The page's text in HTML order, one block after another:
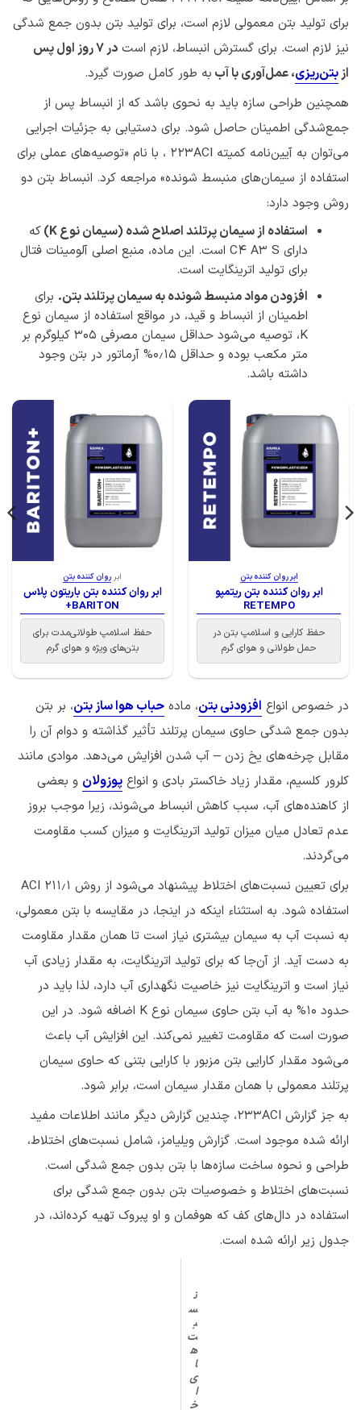
برای تولید بتن معمولی لازم است، برای تولید بتن بدون جمع شدگی
نیز لازم است. برای گسترش انبساط، لازم است در ۷
روز اول پس
ازبتن‌ریزی، عمل‌آوری با آب به طور کامل صورت گیرد.
همچنین طراحی سازه باید به نحوی باشد که از انبساط پس از
جمع‌شدگی اطمینان حاصل شود. برای دستیابی به جزئیات اجرایی
می‌توان به آیین‌نامه کمیته ۲۲۳ACI ، با نام «توصیه‌های عملی برای
استفاده از سیمان‌های منبسط شونده» مراجعه کرد. انبساط بتن دو
روش وجود دارد:
استفاده از سیمان پرتلند اصلاح شده (سیمان نوعK
)که
دارای C4 A3 S است. این ماده، منبع اصلی آلومینات فتال
برای تولید اترینگایت است.
افزودن مواد منبسط شونده به سیمان پرتلند بتن. برای
اطمینان از انبساط و قید، در مواقع استفاده از سیمان نوع
K، توصیه می‌شود حداقل سیمان مصرفی 305 کیلوگرم بر
متر مکعب بوده و حداقل ۰٫۱۵% آرماتور در بتن وجود
داشته باشد.
ابر روان کننده بتن
ابر روان کننده بتن ریتمپو
RETEMPO
حفظ کارایی و اسلامپ بتن در
حمل طولانی و هوای گرم
ابر روان کننده بتن
ابر روان کننده بتن باریتون پلاس
BARITON+
حفظ اسلامپ طولانی‌مدت برای
بتن‌های ویژه و هوای گرم
در خصوص انواع افزودنی بتن، ماده حباب هوا ساز بتن، بر بتن
بدون جمع شدگی حاوی سیمان پرتلند تأثیر گذاشته و دوام آن را
مقابل چرخه‌های یخ زدن – آب شدن افزایش می‌دهد. موادی مانند
کلرور کلسیم، مقدار زیاد خاکستر بادی و انواع پوزولان و بعضی
از کاهنده‌های آب، سبب کاهش انبساط می‌شوند، زیرا موجب بروز
عدم تعادل میان میزان تولید اترینگایت و میزان کسب مقاومت
می‌گردند.
برای تعیین نسبت‌های اختلاط پیشنهاد می‌شود از روش ۲۱۱٫۱ ACI
استفاده شود. به استثناء اینکه در اینجا، در مقایسه با بتن معمولی،
به نسبت آب به سیمان بیشتری نیاز است تا همان مقدار مقاومت
به دست آید. از آن‌جا که برای تولید اترینگایت، به مقدار زیادی آب
نیاز است و اترینگایت نیز خاصیت نگهداری آب دارد، لذا باید در
حدود ۱۰% به آب بتن حاوی سیمان نوع K اضافه شود. در این
صورت است که مقاومت تغییر نمی‌کند. این افزایش آب باعث
می‌شود مقدار کارایی بتن مزبور با کارایی بتنی که حاوی سیمان
پرتلند معمولی با همان مقدار سیمان است، برابر شود.
به جز گزارش ۲۳۳ACI، چندین گزارش دیگر مانند اطلاعات مفید
ارائه شده موجود است. گزارش ویلیامز، شامل نسبت‌های اختلاط،
طراحی و نحوه ساخت سازه‌ها با بتن بدون جمع شدگی است.
نسبت‌های اختلاط و خصوصیات بتن بدون جمع شدگی برای
استفاده در دال‌های کف که هوفمان و او پبروک تهیه کرده‌اند، در
جدول زیر ارائه شده است.
ن
س
ب
ت‌
ه
ا
ی
ا
خ